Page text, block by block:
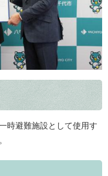
時避難施設として使用す